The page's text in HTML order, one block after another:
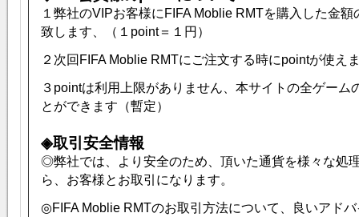
１弊社のVIPお客様にFIFA MoblieRMTを購入した金額
致します、（１point＝１円）
２次回FIFA MoblieRMTにご注文する時にpointが使え
３pointは利用上限がありません、本サイトの全ゲーム
とができます（暫定）
◈取引安全情報
◎弊社では、より安全のため、頂いた通貨を様々な処
ら、お客様とお取引になります。
◎FIFA MoblieRMTのお取引方法について、良いアド